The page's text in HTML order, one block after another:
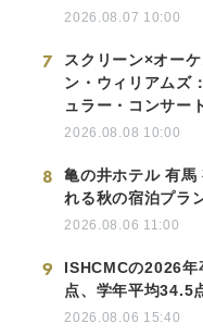
2026.08.07 10:00
7
スクリーン×オー
ン・ウィリアムズ
ュラー・コンサー
2026.08.08 10:00
8
亀の井ホテル 有馬
れる秋の宿泊プラ
2026.08.06 11:00
9
ISHCMCの2026
点、学年平均34.5
2026.08.06 15:40